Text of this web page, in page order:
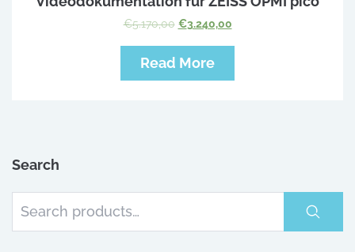
€5.170,00 €3.240,00
Read More
Search